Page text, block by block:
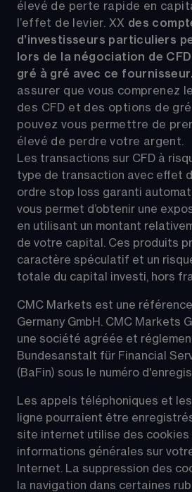
élevé de perte rapide en
l’effet de levier. XX des
d’investisseurs particuliers
lors de la négociation de
gré à gré avec ce
assurer que vous comprenez
des CFD et des options de
pouvez vous permettre de
élevé de perdre votre argent.
Les transactions sur CFD à
type de transaction avec effet
ordre stop loss garanti
vous permet d’obtenir une
en utilisant un montant
de votre capital. Ces produits
caractère spéculatif et un
totale du capital investi, hors
CMC Markets est une
Germany GmbH. CMC Markets
une société agréée et
Bundesanstalt für Financial
(BaFin) sous le numéro
Les appels téléphoniques et
ligne pourraient être
site internet utilise des cookies
informations générales sur
Internet. La suppression des
la navigation dans certaines